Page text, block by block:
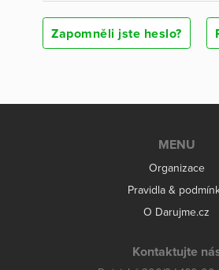
Zapomněli jste heslo?
MENU
Organizace
Pravidla &
O Darujme.cz
Kontaktujte